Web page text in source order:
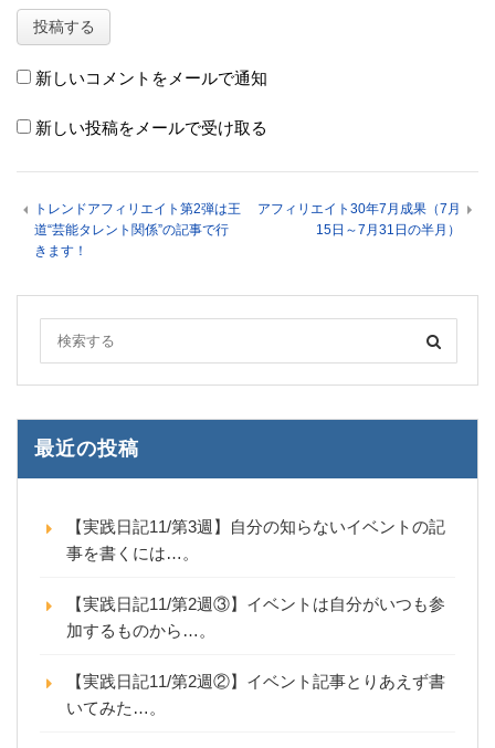
新しいコメントをメールで通知
新しい投稿をメールで受け取る
トレンドアフィリエイト第2弾は王
道“芸能タレント関係”の記事で行
きます！
アフィリエイト30年7月成果（7月
15日～7月31日の半月）
最近の投稿
【実践日記11/第3週】自分の知らないイベントの記
事を書くには…。
【実践日記11/第2週③】イベントは自分がいつも参
加するものから…。
【実践日記11/第2週②】イベント記事とりあえず書
いてみた…。